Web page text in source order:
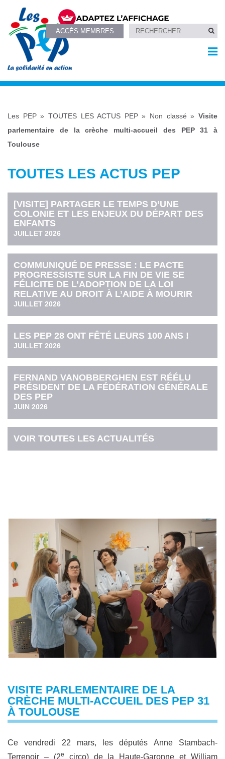
ACCÈS MEMBRES
Les PEP» TOUTES LES ACTUS PEP» Non classé »Visite
parlementaire de la crèche multi-accueil des PEP 31 à
Toulouse
TOUTES LES ACTUS PEP
[VISITE] PARTAGER LE TEMPS D’UNE
COLONIE ET LES ENJEUX DU DÉPART DES
ENFANTS
JUILLET 2026
COMMUNIQUÉ DE PRESSE : LE PACTE
PROGRESSISTE SUR LA FIN DE VIE SE
FÉLICITE DE L’ADOPTION DE LA LOI
RELATIVE AU DROIT À L’AIDE À MOURIR
JUILLET 2026
LES PEP 28 ONT FÊTÉ LEURS 100 ANS !
JUILLET 2026
FERNAND VANOBBERGHEN EST RÉÉLU
PRÉSIDENT DE LA FÉDÉRATION GÉNÉRALE
DES PEP
JUIN 2026
VOIR TOUTES LES ACTUALITÉS
VISITE PARLEMENTAIRE DE LA
CRÈCHE MULTI-ACCUEIL DES PEP 31
À TOULOUSE
Ce vendredi 22 mars, les députés Anne Stambach-
Terrenoir – (2e
circo) de la Haute-Garonne et William